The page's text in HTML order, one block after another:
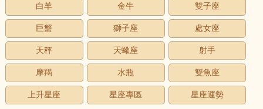
白羊
金牛 雙子座
巨蟹 獅子座 處女座
天秤 天蠍座 射手
摩羯 水瓶 雙魚座
上升星座 星座專區 星座運勢